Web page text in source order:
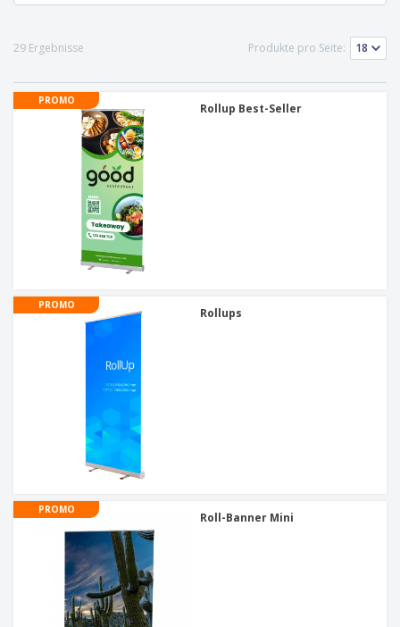
29 Ergebnisse Produkte pro Seite:
PROMO
Rollup Best-Seller
PROMO
Rollups
PROMO
Roll-Banner Mini